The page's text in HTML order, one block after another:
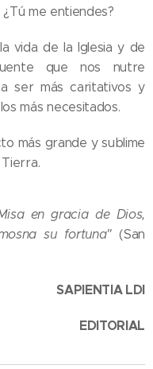
me entiendes?
vida de la Iglesia y de
que nos nutre
ser más caritativos y
más necesitados.
más grande y sublime
en gracia de Dios,
su fortuna" (San
SAPIENTIA LDI
EDITORIAL